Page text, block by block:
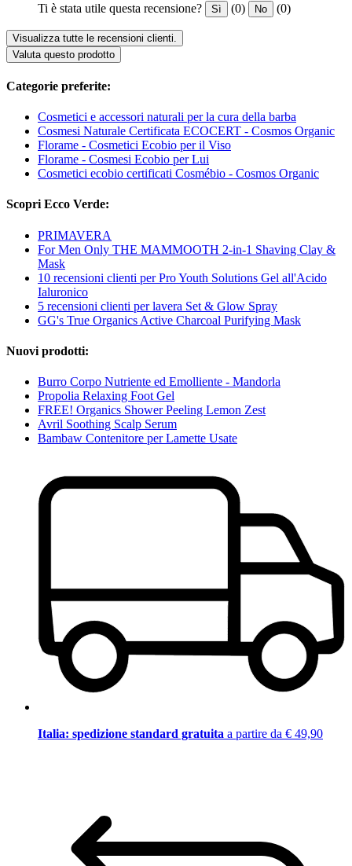
Ti è stata utile questa recensione? Sì (0) No (0)
Visualizza tutte le recensioni clienti.
Valuta questo prodotto
Categorie preferite:
Cosmetici e accessori naturali per la cura della barba
Cosmesi Naturale Certificata ECOCERT - Cosmos Organic
Florame - Cosmetici Ecobio per il Viso
Florame - Cosmesi Ecobio per Lui
Cosmetici ecobio certificati Cosmébio - Cosmos Organic
Scopri Ecco Verde:
PRIMAVERA
For Men Only THE MAMMOOTH 2-in-1 Shaving Clay &
Mask
10 recensioni clienti per Pro Youth Solutions Gel all'Acido
Ialuronico
5 recensioni clienti per lavera Set & Glow Spray
GG's True Organics Active Charcoal Purifying Mask
Nuovi prodotti:
Burro Corpo Nutriente ed Emolliente - Mandorla
Propolia Relaxing Foot Gel
FREE! Organics Shower Peeling Lemon Zest
Avril Soothing Scalp Serum
Bambaw Contenitore per Lamette Usate
Italia: spedizione standard gratuita a partire da € 49,90